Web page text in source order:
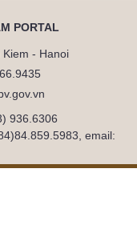
PORTAL
Kiem - Hanoi
936.6306
email: